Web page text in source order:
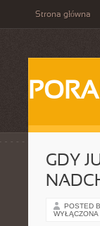
Strona główna
GDY
POSTED
WYŁĄCZONA